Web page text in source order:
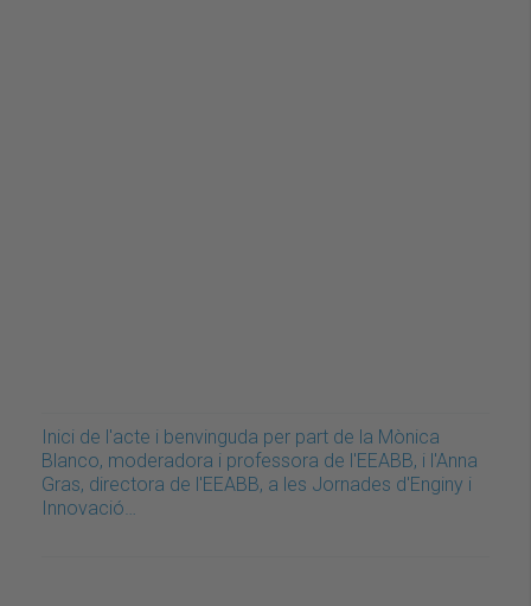
Inici de l'acte i benvinguda per part de la Mònica
Blanco, moderadora i professora de l'EEABB, i l'Anna
Gras, directora de l'EEABB, a les Jornades d'Enginy i
Innovació…